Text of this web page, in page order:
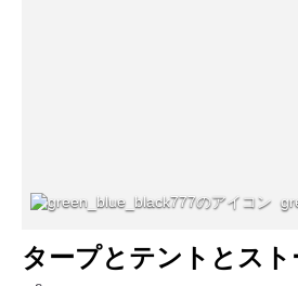
タープとテントとスト